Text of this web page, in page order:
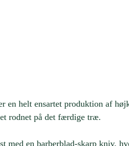
en helt ensartet produktion af
rodnet på det færdige træ.
en barberblad-skarp kniv,